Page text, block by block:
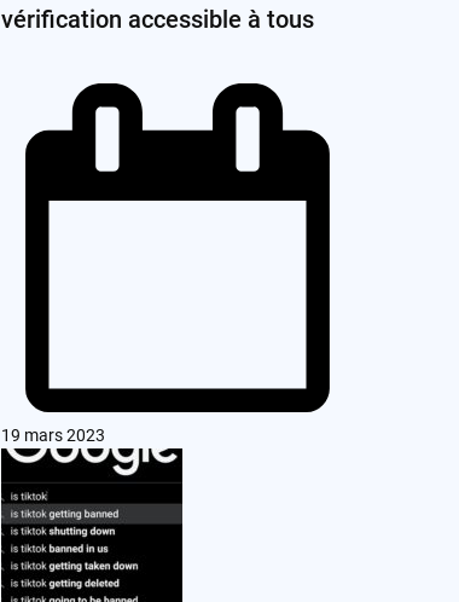
vérification accessible à tous
19 mars 2023